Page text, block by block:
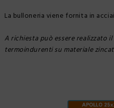
La bulloneria viene fornita in
A richiesta può essere realizzato
termoindurenti su materiale